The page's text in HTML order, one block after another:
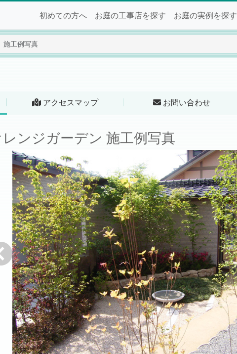
初めての方へ お庭の工事店を探す お庭の実例を探す
施工例写真
アクセスマップ お問い合わせ
ンジガーデン 施工例写真